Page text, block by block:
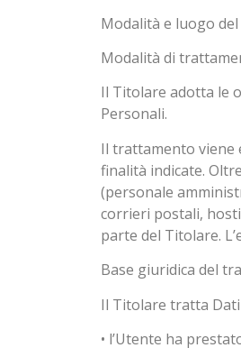
Modalità e luogo
Modalità di
Il Titolare adotta le
Personali.
Il trattamento viene
finalità indicate.
(personale
corrieri postali,
parte del Titolare.
Base giuridica del
Il Titolare tratta Dati
• l’Utente ha